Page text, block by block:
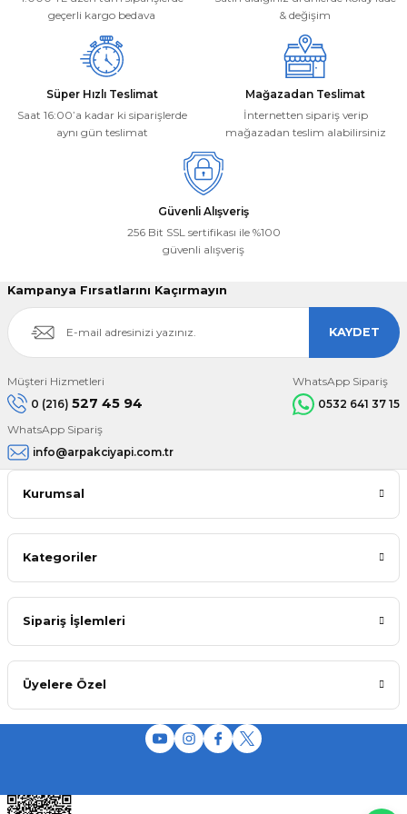
Bu ürüne benzer farklı alternatifler olmalı.
geçerli kargo bedava
& değişim
Süper Hızlı Teslimat
Saat 16:00’a kadar ki siparişlerde
aynı gün teslimat
Mağazadan Teslimat
İnternetten sipariş verip
mağazadan teslim alabilirsiniz
Güvenli Alışveriş
256 Bit SSL sertifikası ile %100
güvenli alışveriş
Kampanya Fırsatlarını Kaçırmayın
KAYDET
Müşteri Hizmetleri
0 (216) 527 45 94
WhatsApp Sipariş
0532 641 37 15
WhatsApp Sipariş
info@arpakciyapi.com.tr
Kurumsal
Kategoriler
Sipariş İşlemleri
Üyelere Özel